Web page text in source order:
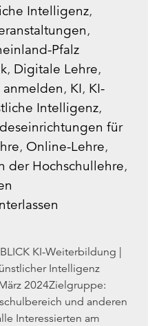
Intelligenz,
,
Pfalz
, Digitale Lehre,
anmelden, KI, KI-
Intelligenz,
für
, Online-Lehre,
der Hochschullehre,
KI-Weiterbildung |
Intelligenz
2024Zielgruppe:
und anderen
Interessierten am